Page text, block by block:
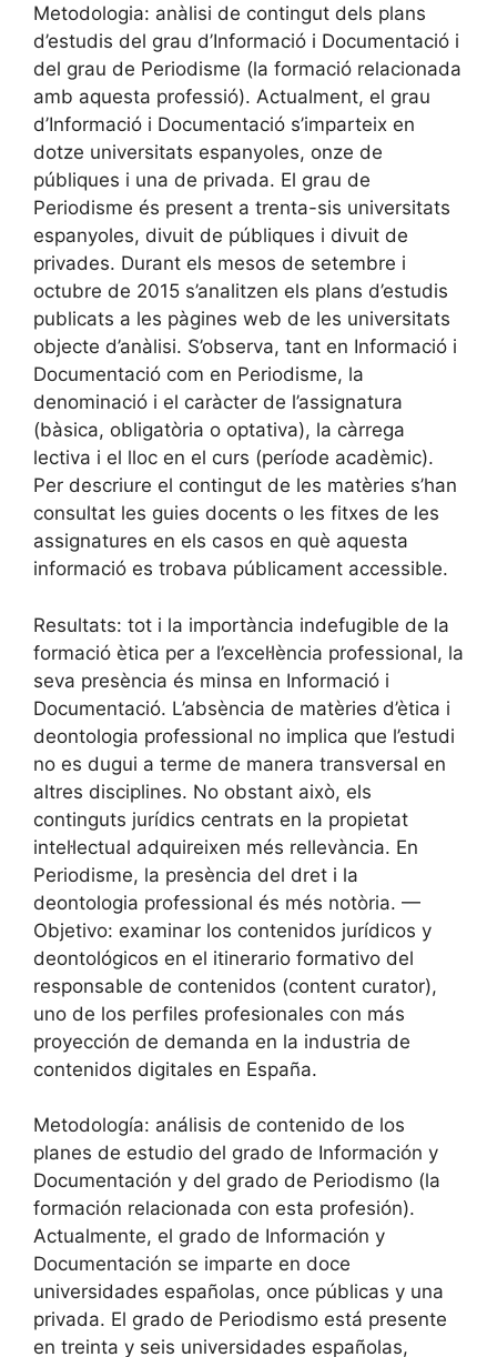
Metodologia: anàlisi de contingut dels plans
d’estudis del grau d’Informació i Documentació i
del grau de Periodisme (la formació relacionada
amb aquesta professió). Actualment, el grau
d’Informació i Documentació s’imparteix en
dotze universitats espanyoles, onze de
públiques i una de privada. El grau de
Periodisme és present a trenta-sis universitats
espanyoles, divuit de públiques i divuit de
privades. Durant els mesos de setembre i
octubre de 2015 s’analitzen els plans d’estudis
publicats a les pàgines web de les universitats
objecte d’anàlisi. S’observa, tant en Informació i
Documentació com en Periodisme, la
denominació i el caràcter de l’assignatura
(bàsica, obligatòria o optativa), la càrrega
lectiva i el lloc en el curs (període acadèmic).
Per descriure el contingut de les matèries s’han
consultat les guies docents o les fitxes de les
assignatures en els casos en què aquesta
informació es trobava públicament accessible.
Resultats: tot i la importància indefugible de la
formació ètica per a l’excel·lència professional, la
seva presència és minsa en Informació i
Documentació. L’absència de matèries d’ètica i
deontologia professional no implica que l’estudi
no es dugui a terme de manera transversal en
altres disciplines. No obstant això, els
continguts jurídics centrats en la propietat
intel·lectual adquireixen més rellevància. En
Periodisme, la presència del dret i la
deontologia professional és més notòria. —
Objetivo: examinar los contenidos jurídicos y
deontológicos en el itinerario formativo del
responsable de contenidos (content curator),
uno de los perfiles profesionales con más
proyección de demanda en la industria de
contenidos digitales en España.
Metodología: análisis de contenido de los
planes de estudio del grado de Información y
Documentación y del grado de Periodismo (la
formación relacionada con esta profesión).
Actualmente, el grado de Información y
Documentación se imparte en doce
universidades españolas, once públicas y una
privada. El grado de Periodismo está presente
en treinta y seis universidades españolas,